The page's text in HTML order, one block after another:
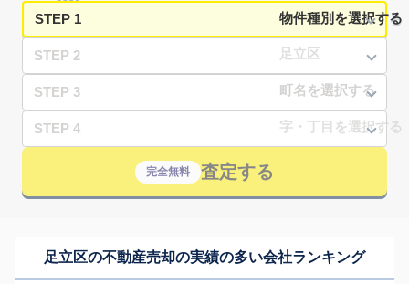
STEP 1
STEP 2
STEP 3
STEP 4
完全無料 査定する
足立区の不動産売却の実績の多い会社ランキング